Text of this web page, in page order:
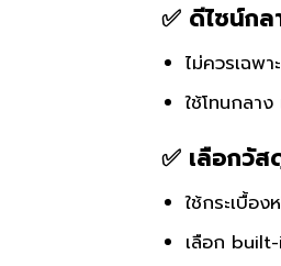
✅ ดีไซน์กล
ไม่ควรเฉพ
ใช้โทนกลา
✅ เลือกวั
ใช้กระเบื้อ
เลือก built-